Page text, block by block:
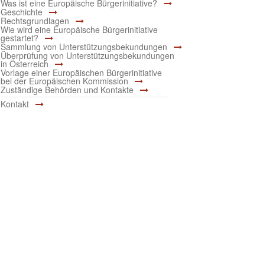
Was ist eine Europäische Bürgerinitiative?
Geschichte
Rechtsgrundlagen
Wie wird eine Europäische Bürgerinitiative
gestartet?
Sammlung von Unterstützungsbekundungen
Überprüfung von Unterstützungsbekundungen
in Österreich
Vorlage einer Europäischen Bürgerinitiative
bei der Europäischen Kommission
Zuständige Behörden und Kontakte
Kontakt